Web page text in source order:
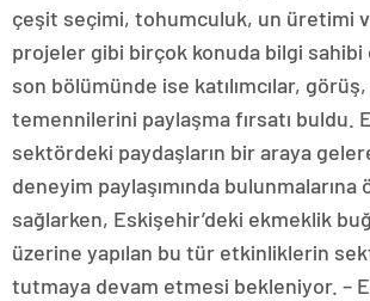
çeşit seçimi, tohumculuk, un üretimi
projeler gibi birçok konuda bilgi sahibi
son bölümünde ise katılımcılar,
temennilerini paylaşma fırsatı buldu.
sektördeki paydaşların bir araya
deneyim paylaşımında bulunmalarına
sağlarken, Eskişehir’deki ekmeklik
üzerine yapılan bu tür etkinliklerin
tutmaya devam etmesi bekleniyor. –